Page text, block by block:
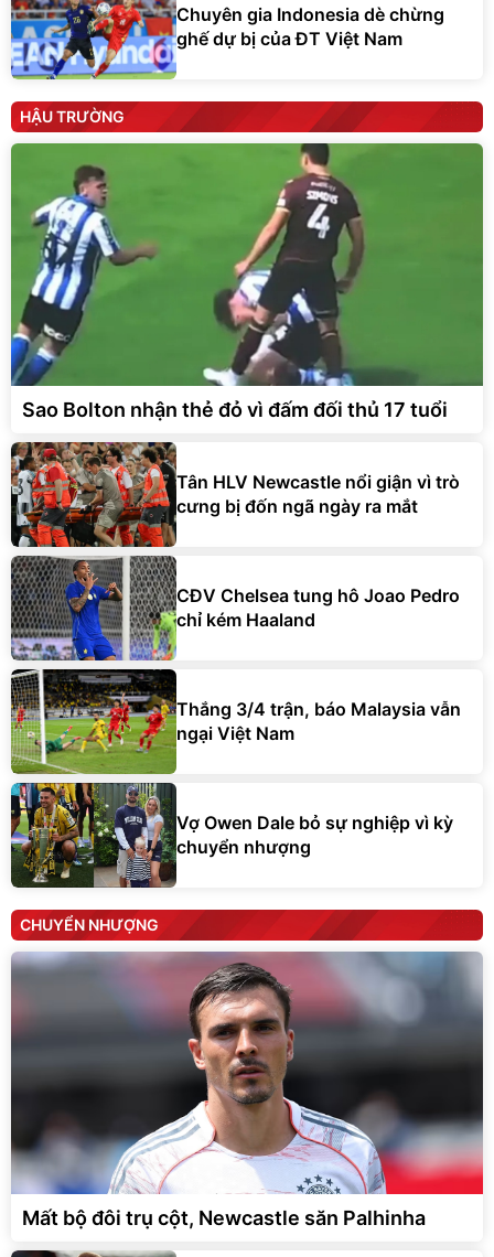
Chuyên gia Indonesia dè chừng
ghế dự bị của ĐT Việt Nam
HẬU TRƯỜNG
Sao Bolton nhận thẻ đỏ vì đấm đối thủ 17 tuổi
Tân HLV Newcastle nổi giận vì trò
cưng bị đốn ngã ngày ra mắt
CĐV Chelsea tung hô Joao Pedro
chỉ kém Haaland
Thắng 3/4 trận, báo Malaysia vẫn
ngại Việt Nam
Vợ Owen Dale bỏ sự nghiệp vì kỳ
chuyển nhượng
CHUYỂN NHƯỢNG
Mất bộ đôi trụ cột, Newcastle săn Palhinha